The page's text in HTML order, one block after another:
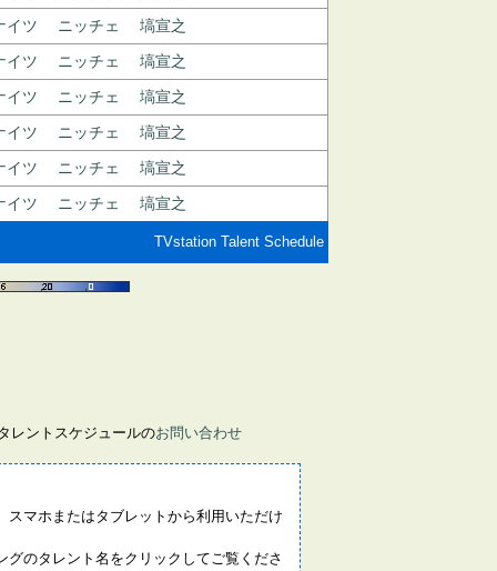
イツ ニッチェ 塙宣之
イツ ニッチェ 塙宣之
イツ ニッチェ 塙宣之
イツ ニッチェ 塙宣之
イツ ニッチェ 塙宣之
イツ ニッチェ 塙宣之
TVstation Talent Schedule
レントスケジュールのお問い合わせ
マホまたはタブレットから利用いただけ
グのタレント名をクリックしてご覧くださ